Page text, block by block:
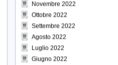
Novembre 2022
Ottobre 2022
Settembre 2022
Agosto 2022
Luglio 2022
Giugno 2022